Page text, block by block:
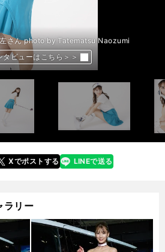
さん photo by Tatematsu Naozumi
ビューはこちら＞＞
さん photo by Tatematsu Naozumi
ビューはこちら＞＞
さん photo by Tatematsu Naozumi
ビューはこちら＞＞
Xでポストする
line LINEで送る
ラリー